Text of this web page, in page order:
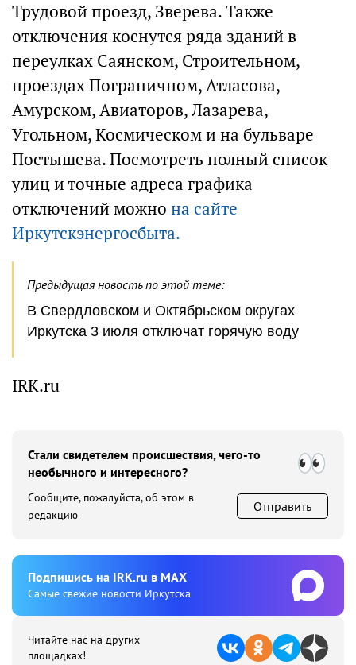
Трудовой проезд, Зверева. Также
отключения коснутся ряда зданий в
переулках Саянском, Строительном,
проездах Пограничном, Атласова,
Амурском, Авиаторов, Лазарева,
Угольном, Космическом и на бульваре
Постышева. Посмотреть полный список
улиц и точные адреса графика
отключений можно на сайте
Иркутскэнергосбыта.
Предыдущая новость по этой теме:
В Свердловском и Октябрьском округах
Иркутска 3 июля отключат горячую воду
IRK.ru
Стали свидетелем происшествия, чего-то
необычного и интересного?
Сообщите, пожалуйста, об этом в
редакцию
Отправить
Подпишиcь на IRK.ru в MAX
Cамые свежие новости Иркутска
Читайте нас на других
площадках!